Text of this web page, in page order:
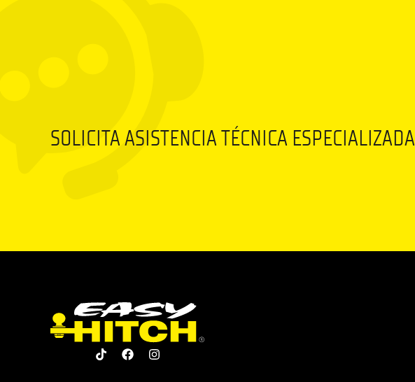
SOLICITA ASISTENCIA TÉCNICA ESPECIALIZADA